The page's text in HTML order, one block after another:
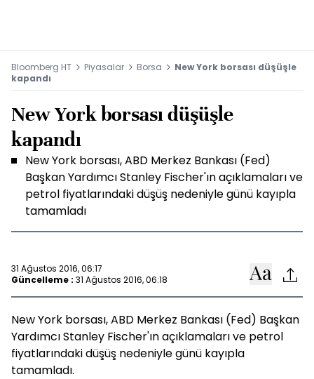
Bloomberg HT Piyasalar Borsa
New York borsası düşüşle
kapandı
New York borsası düşüşle
kapandı
New York borsası, ABD Merkez Bankası (Fed)
Başkan Yardımcı Stanley Fischer'ın açıklamaları ve
petrol fiyatlarındaki düşüş nedeniyle günü kayıpla
tamamladı
31 Ağustos 2016, 06:17
Güncelleme : 31 Ağustos 2016, 06:18
New York borsası, ABD Merkez Bankası (Fed) Başkan
Yardımcı Stanley Fischer'ın açıklamaları ve petrol
fiyatlarındaki düşüş nedeniyle günü kayıpla
tamamladı.